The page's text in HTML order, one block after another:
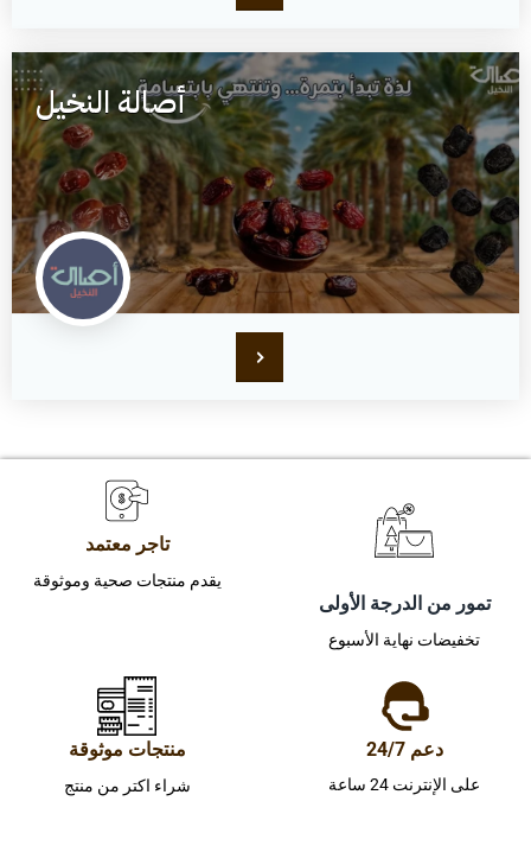
أصالة النخيل
تمور من الدرجة الأولى
تخفيضات نهاية الأسبوع
تاجر معتمد
يقدم منتجات صحية وموثوقة
دعم 24/7
على الإنترنت 24 ساعة
منتجات موثوقة
شراء اكتر من منتج